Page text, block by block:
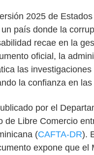
2025 de
país donde la
recae en la
oficial, la
las
la confianza en
por el
de Libre Comercio
(CAFTA-DR).
expone que el